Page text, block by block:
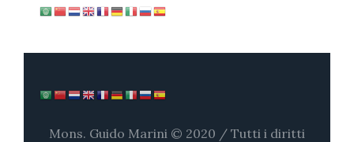
Mons. Guido Marini © 2020 / Tutti i diritti